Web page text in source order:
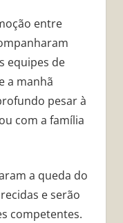
entre
equipes de
a manhã
pesar à
com a família
a queda do
e serão
competentes.